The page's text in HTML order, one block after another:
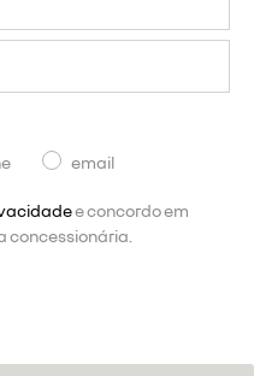
email
e concordo em
concessionária.